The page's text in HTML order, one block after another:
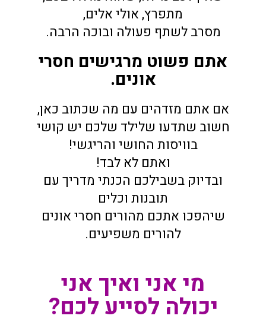
מתפרץ, אולי אלים,
מסרב לשתף פעולה ובוכה הרבה.
אתם פשוט מרגישים חסרי
אונים.
אם אתם מזדהים עם מה שכתוב כאן,
חשוב שתדעו שלילד שלכם יש קושי
בוויסות החושי והריגשי!
ואתם לא לבד!
ובדיוק בשבילכם הכנתי מדריך עם
תובנות וכלים
שיהפכו אתכם מהורים חסרי אונים
להורים משפיעים.
מי אני ואיך אני
יכולה לסייע לכם?